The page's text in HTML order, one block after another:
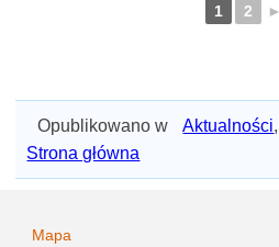
1 2 ►
Opublikowano w Aktualności,
Strona główna
Mapa